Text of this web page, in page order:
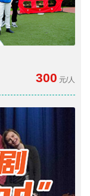
300 元/人